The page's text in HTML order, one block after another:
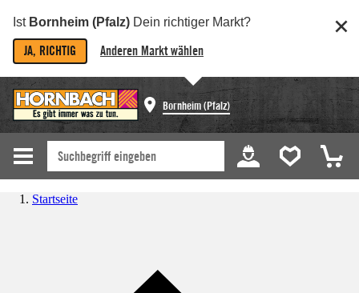
Ist Bornheim (Pfalz) Dein richtiger Markt?
JA, RICHTIG Anderen Markt wählen
Bornheim (Pfalz)
Startseite